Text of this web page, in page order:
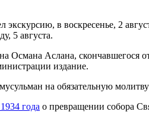
в воскресенье, 2
5 августа.
Аслана, скончавшегося
издание.
на обязательную
года о превращении собора